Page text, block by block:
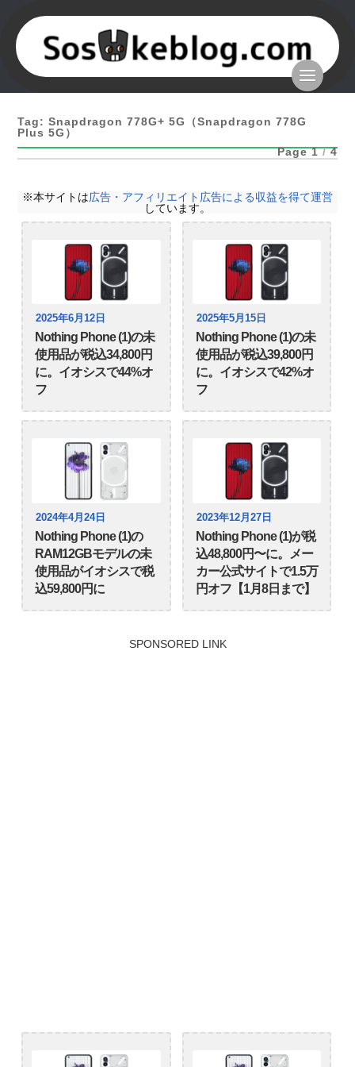
Tag: Snapdragon 778G+ 5G（Snapdragon 778G
Plus 5G）
Page 1 / 4
※本サイトは広告・アフィリエイト広告による収益を得て運営
しています。
2025年6月12日
Nothing Phone (1)の未
使用品が税込34,800円
に。イオシスで44%オ
フ
2025年5月15日
Nothing Phone (1)の未
使用品が税込39,800円
に。イオシスで42%オ
フ
2024年4月24日
Nothing Phone (1)の
RAM12GBモデルの未
使用品がイオシスで税
込59,800円に
2023年12月27日
Nothing Phone (1)が税
込48,800円〜に。メー
カー公式サイトで1.5万
円オフ【1月8日まで】
SPONSORED LINK